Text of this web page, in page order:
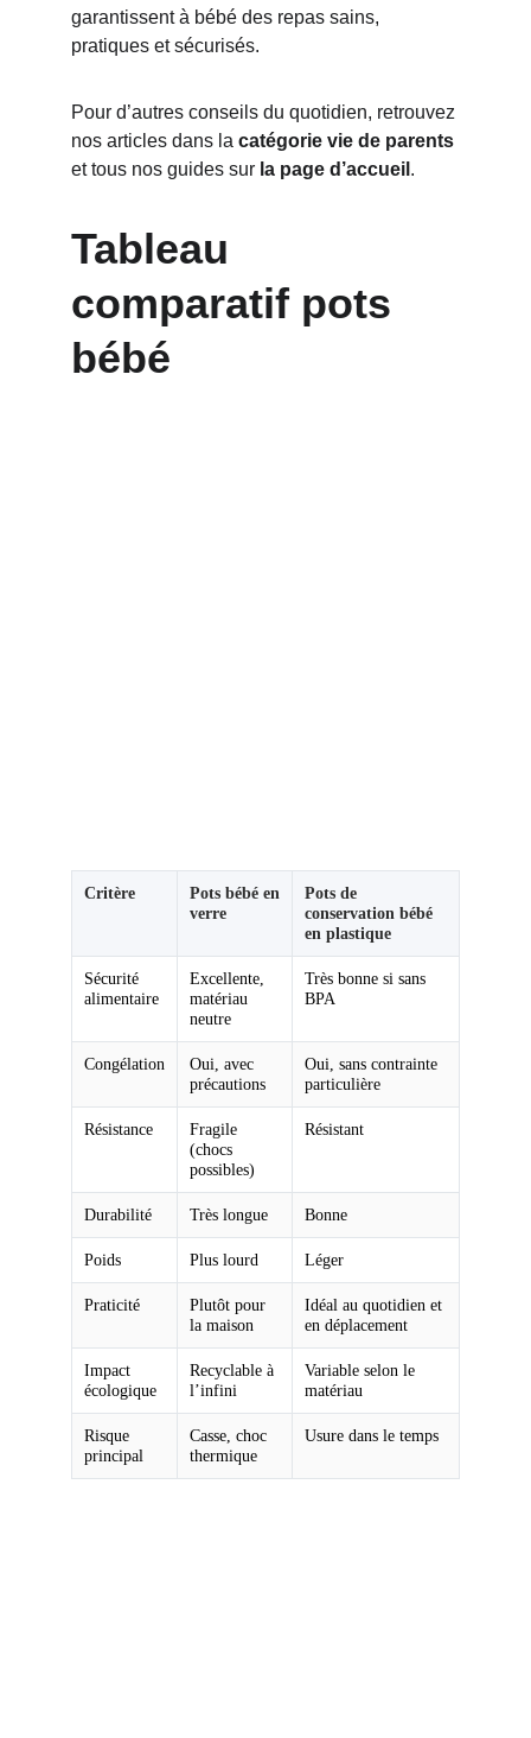
garantissent à bébé des repas sains,
pratiques et sécurisés.
Pour d’autres conseils du quotidien, retrouvez
nos articles dans la catégorie vie de parents
et tous nos guides sur la page d’accueil .
Tableau
comparatif pots
bébé